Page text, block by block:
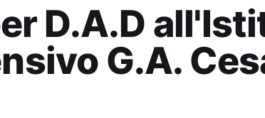
D.A.D
G.A.